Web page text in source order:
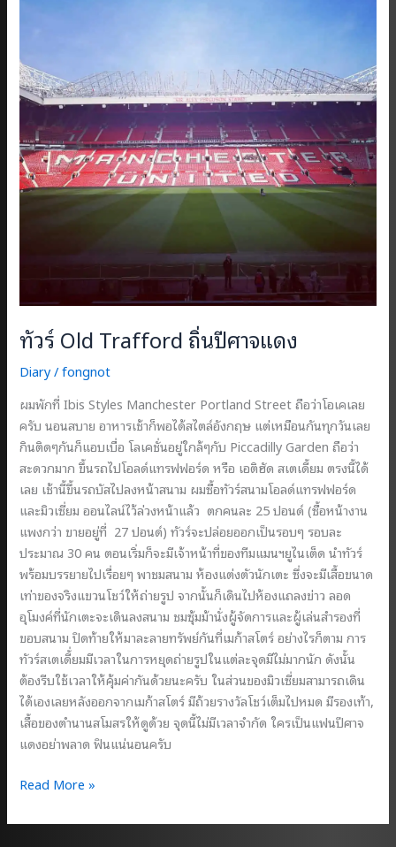
ทัวร์ Old Trafford ถิ่นปีศาจแดง
Diary/fongnot
ผมพักที่ Ibis Styles Manchester Portland Street ถือว่าโอเคเลย
ครับ นอนสบาย อาหารเช้าก็พอได้สไตล์อังกฤษ แต่เหมือนกันทุกวันเลย
กินติดๆกันก็แอบเบื่อ โลเคชั่นอยู่ใกล้ๆกับ Piccadilly Garden ถือว่า
สะดวกมาก ขึ้นรถไปโอลด์แทรฟฟอร์ด หรือ เอติฮัด สเตเดี้ยม ตรงนี้ได้
เลย เช้านี้ขึ้นรถบัสไปลงหน้าสนาม ผมซื้อทัวร์สนามโอลด์แทรฟฟอร์ด
และมิวเซี่ยม ออนไลน์ไว้ล่วงหน้าแล้ว ตกคนละ 25 ปอนด์ (ซื้อหน้างาน
แพงกว่า ขายอยู่ที่ 27 ปอนด์) ทัวร์จะปล่อยออกเป็นรอบๆ รอบละ
ประมาณ 30 คน ตอนเริ่มก็จะมีเจ้าหน้าที่ของทีมแมนฯยูไนเต็ด นำทัวร์
พร้อมบรรยายไปเรื่อยๆ พาชมสนาม ห้องแต่งตัวนักเตะ ซึ่งจะมีเสื้อขนาด
เท่าของจริงแขวนโชว์ให้ถ่ายรูป จากนั้นก็เดินไปห้องแถลงข่าว ลอด
อุโมงค์ที่นักเตะจะเดินลงสนาม ชมซุ้มม้านั่งผู้จัดการและผู้เล่นสำรองที่
ขอบสนาม ปิดท้ายให้มาละลายทรัพย์กันที่เมก้าสโตร์ อย่างไรก็ตาม การ
ทัวร์สเตเดี้่ยมมีเวลาในการหยุดถ่ายรูปในแต่ละจุดมีไม่มากนัก ดังนั้น
ต้องรีบใช้เวลาให้คุ้มค่ากันด้วยนะครับ ในส่วนของมิวเซี่ยมสามารถเดิน
ได้เองเลยหลังออกจากเมก้าสโตร์ มีถ้วยรางวัลโชว์เต็มไปหมด มีรองเท้า,
เสื้อของตำนานสโมสรให้ดูด้วย จุดนี้ไม่มีเวลาจำกัด ใครเป็นแฟนปีศาจ
แดงอย่าพลาด ฟินแน่นอนครับ
ทัวร์
Trafford
Read More »